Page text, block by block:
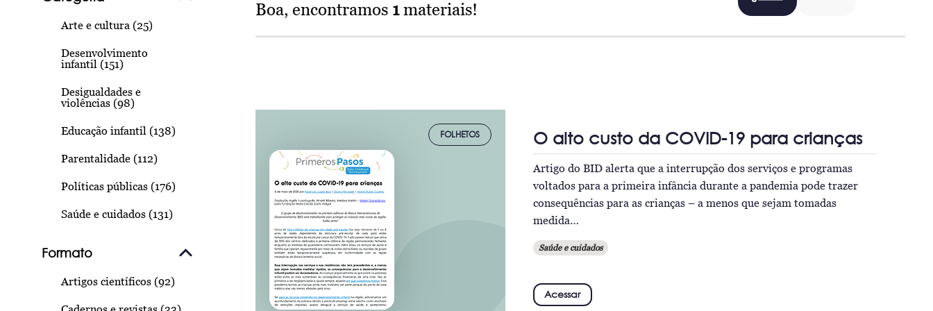
Arte e cultura (25)
Desenvolvimento
infantil (151)
Desigualdades e
violências (98)
Educação infantil (138)
Parentalidade (112)
Políticas públicas (176)
Saúde e cuidados (131)
Formato
Artigos científicos (92)
Boa, encontramos 1materiais!
FOLHETOS O alto custo da COVID-19 para crianças
Artigo do BID alerta que a interrupção dos serviços e programas
voltados para a primeira infância durante a pandemia pode trazer
consequências para as crianças – a menos que sejam tomadas
medida…
Saúde e cuidados
Acessar